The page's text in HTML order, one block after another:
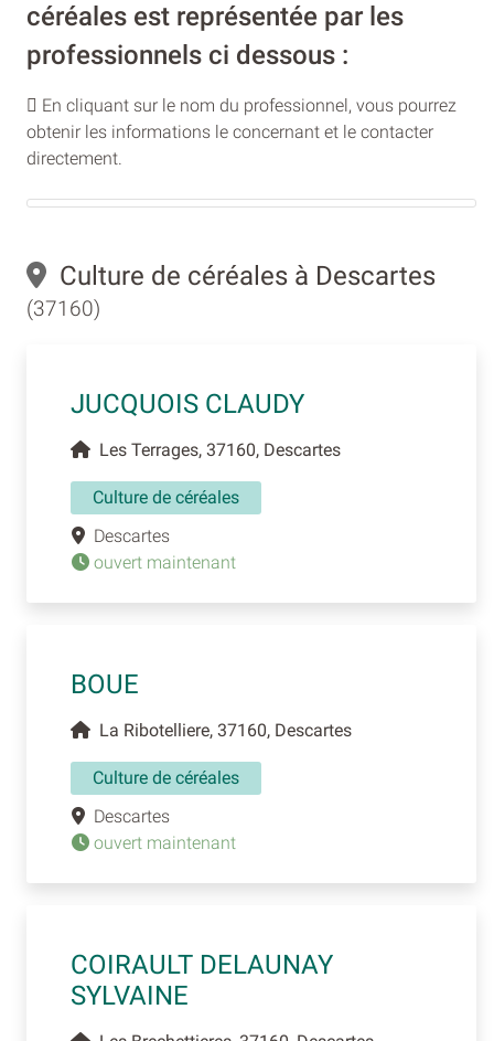
céréales est représentée par les
professionnels ci dessous :
En cliquant sur le nom du professionnel, vous pourrez
obtenir les informations le concernant et le contacter
directement.
Culture de céréales à Descartes
(37160)
JUCQUOIS CLAUDY
Les Terrages, 37160, Descartes
Culture de céréales
Descartes
ouvert maintenant
BOUE
La Ribotelliere, 37160, Descartes
Culture de céréales
Descartes
ouvert maintenant
COIRAULT DELAUNAY
SYLVAINE